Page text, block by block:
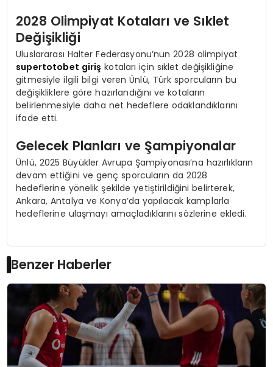
2028 Olimpiyat Kotaları ve Sıklet
Değişikliği
Uluslararası Halter Federasyonu’nun 2028 olimpiyat
supertotobet giriş kotaları için sıklet değişikliğine
gitmesiyle ilgili bilgi veren Ünlü, Türk sporcuların bu
değişikliklere göre hazırlandığını ve kotaların
belirlenmesiyle daha net hedeflere odaklandıklarını
ifade etti.
Gelecek Planları ve Şampiyonalar
Ünlü, 2025 Büyükler Avrupa Şampiyonası’na hazırlıkların
devam ettiğini ve genç sporcuların da 2028
hedeflerine yönelik şekilde yetiştirildiğini belirterek,
Ankara, Antalya ve Konya’da yapılacak kamplarla
hedeflerine ulaşmayı amaçladıklarını sözlerine ekledi.
Benzer Haberler